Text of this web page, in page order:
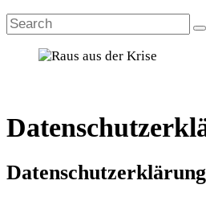
Datenschutz­erklärung